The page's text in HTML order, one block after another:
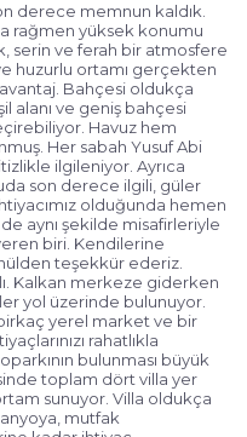
derece memnun kaldık.
rağmen yüksek konumu
serin ve ferah bir atmosfere
huzurlu ortamı gerçekten
Bahçesi oldukça
alanı ve geniş bahçesi
Havuz hem
Her sabah Yusuf Abi
ilgileniyor. Ayrıca
son derece ilgili, güler
olduğunda hemen
aynı şekilde misafirleriyle
biri. Kendilerine
teşekkür ederiz.
Kalkan merkeze giderken
yol üzerinde bulunuyor.
yerel market ve bir
rahatlıkla
bulunması büyük
toplam dört villa yer
sunuyor. Villa oldukça
mutfak